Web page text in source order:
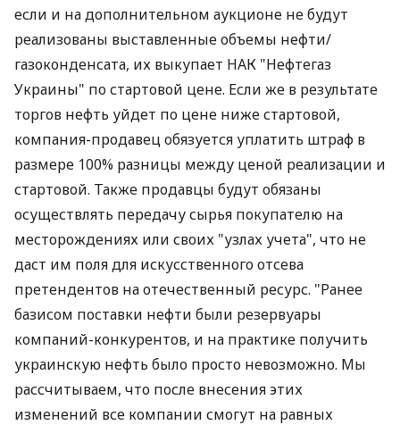
если и на дополнительном аукционе не будут
реализованы выставленные объемы нефти/
газоконденсата, их выкупает НАК "Нефтегаз
Украины" по стартовой цене. Если же в результате
торгов нефть уйдет по цене ниже стартовой,
компания-продавец обязуется уплатить штраф в
размере 100% разницы между ценой реализации и
стартовой. Также продавцы будут обязаны
осуществлять передачу сырья покупателю на
месторождениях или своих "узлах учета", что не
даст им поля для искусственного отсева
претендентов на отечественный ресурс. "Ранее
базисом поставки нефти были резервуары
компаний-конкурентов, и на практике получить
украинскую нефть было просто невозможно. Мы
рассчитываем, что после внесения этих
изменений все компании смогут на равных